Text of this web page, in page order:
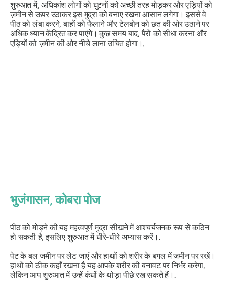
शुरुआत में, अधिकांश लोगों को घुटनों को अच्छी तरह मोड़कर और एड़ियों को
ज़मीन से ऊपर उठाकर इस मुद्रा को बनाए रखना आसान लगेगा। इससे वे
पीठ को लंबा करने, बाहों को फैलाने और टेलबोन को छत की ओर उठाने पर
अधिक ध्यान केंद्रित कर पाएंगे। कुछ समय बाद, पैरों को सीधा करना और
एड़ियों को ज़मीन की ओर नीचे लाना उचित होगा।.
भुजंगासन, कोबरा पोज
पीठ को मोड़ने की यह महत्वपूर्ण मुद्रा सीखने में आश्चर्यजनक रूप से कठिन
हो सकती है, इसलिए शुरुआत में धीरे-धीरे अभ्यास करें।.
पेट के बल जमीन पर लेट जाएं और हाथों को शरीर के बगल में जमीन पर रखें।
हाथों को ठीक कहाँ रखना है यह आपके शरीर की बनावट पर निर्भर करेगा,
लेकिन आप शुरुआत में उन्हें कंधों के थोड़ा पीछे रख सकते हैं।.